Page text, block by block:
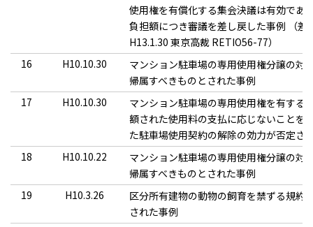
使用権を有償化する集会決議は有効であ
負担額につき審議を差し戻した事例 （差
H13.1.30 東京高裁 RETIO56-77）
16
H10.10.30
マンション駐車場の専用使用権分譲の対
帰属すべきものとされた事例
17
H10.10.30
マンション駐車場の専用使用権を有する
額された使用料の支払に応じないことを
た駐車場使用契約の解除の効力が否定さ
18
H10.10.22
マンション駐車場の専用使用権分譲の対
帰属すべきものとされた事例
19
H10.3.26
区分所有建物の動物の飼育を禁ずる規約
された事例